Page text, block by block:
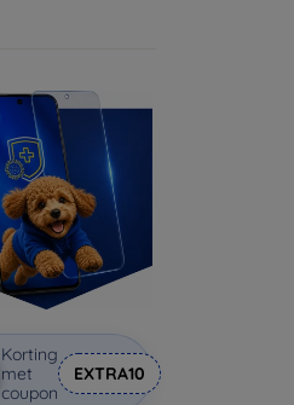
Korting
met
coupon
EXTRA10